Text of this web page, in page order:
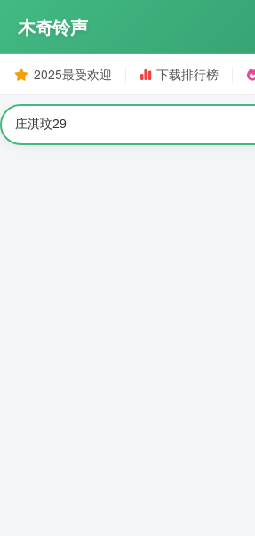
木奇铃声
2025最受欢迎 下载排行榜